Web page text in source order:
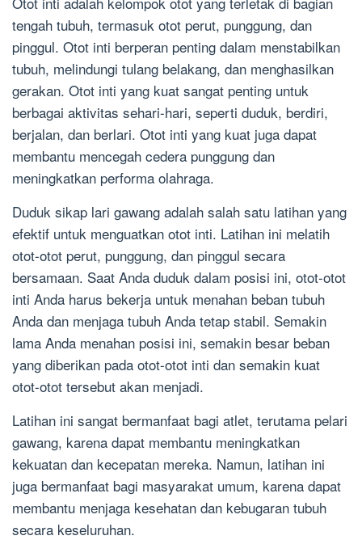
tengah tubuh, termasuk otot perut, punggung, dan
pinggul. Otot inti berperan penting dalam menstabilkan
tubuh, melindungi tulang belakang, dan menghasilkan
gerakan. Otot inti yang kuat sangat penting untuk
berbagai aktivitas sehari-hari, seperti duduk, berdiri,
berjalan, dan berlari. Otot inti yang kuat juga dapat
membantu mencegah cedera punggung dan
meningkatkan performa olahraga.
Duduk sikap lari gawang adalah salah satu latihan yang
efektif untuk menguatkan otot inti. Latihan ini melatih
otot-otot perut, punggung, dan pinggul secara
bersamaan. Saat Anda duduk dalam posisi ini, otot-otot
inti Anda harus bekerja untuk menahan beban tubuh
Anda dan menjaga tubuh Anda tetap stabil. Semakin
lama Anda menahan posisi ini, semakin besar beban
yang diberikan pada otot-otot inti dan semakin kuat
otot-otot tersebut akan menjadi.
Latihan ini sangat bermanfaat bagi atlet, terutama pelari
gawang, karena dapat membantu meningkatkan
kekuatan dan kecepatan mereka. Namun, latihan ini
juga bermanfaat bagi masyarakat umum, karena dapat
membantu menjaga kesehatan dan kebugaran tubuh
secara keseluruhan.